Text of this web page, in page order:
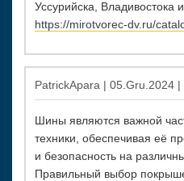
Уссурийска, Владивостока
https://mirotvorec-dv.ru/
PatrickApara | 05.Gru.2024 |
Шины являются важной
техники, обеспечивая её
и безопасность на
Правильный выбор